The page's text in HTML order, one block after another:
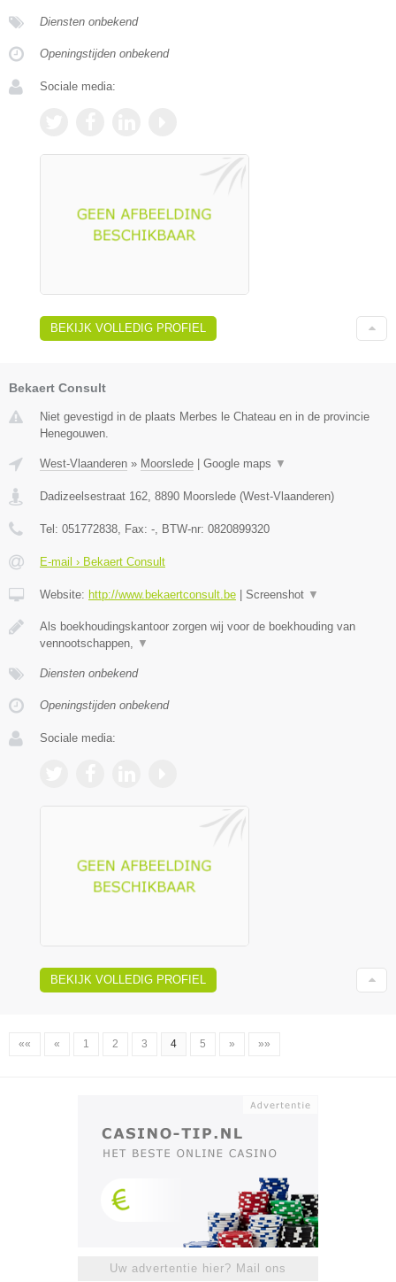
Diensten onbekend
Openingstijden onbekend
Sociale media:
BEKIJK VOLLEDIG PROFIEL
Bekaert Consult
Niet gevestigd in de plaats Merbes le Chateau en in de provincie
Henegouwen.
West-Vlaanderen » Moorslede Google maps ▼
Dadizeelsestraat 162 8890 Moorslede (West-Vlaanderen)
Tel: 051772838 , Fax: - , BTW-nr: 0820899320
E-mail › Bekaert Consult
Website: http://www.bekaertconsult.be Screenshot ▼
Als boekhoudingskantoor zorgen wij voor de boekhouding van
vennootschappen,
▼
Diensten onbekend
Openingstijden onbekend
Sociale media:
BEKIJK VOLLEDIG PROFIEL
«« « 1 2 3 4 5 » »»
Uw advertentie hier? Mail ons